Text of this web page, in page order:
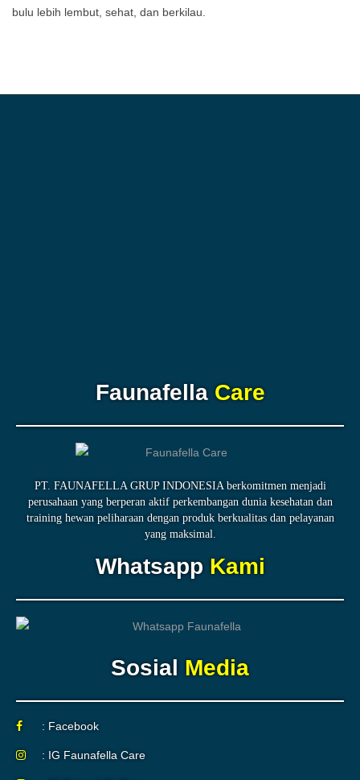
bulu lebih lembut, sehat, dan berkilau.
FaunafellaCare
PT. FAUNAFELLA GRUP INDONESIA berkomitmen menjadi
perusahaan yang berperan aktif perkembangan dunia kesehatan dan
training hewan peliharaan dengan produk berkualitas dan pelayanan
yang maksimal.
WhatsappKami
Sosial Media
: Facebook
: IG Faunafella Care